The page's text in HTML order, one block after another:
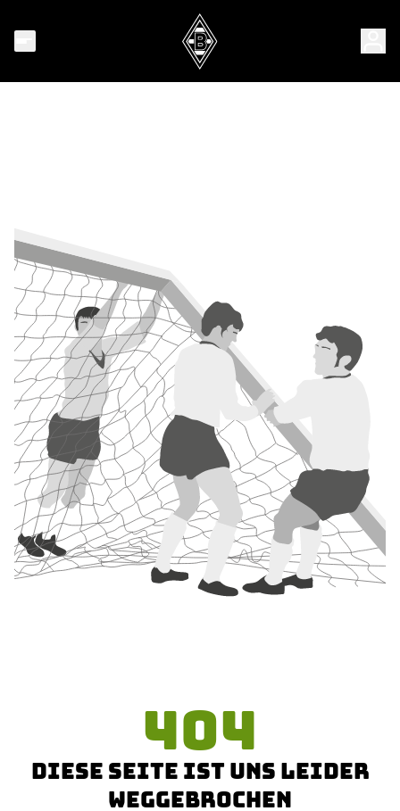
404
DIESE SEITE IST UNS LEIDER
WEGGEBROCHEN